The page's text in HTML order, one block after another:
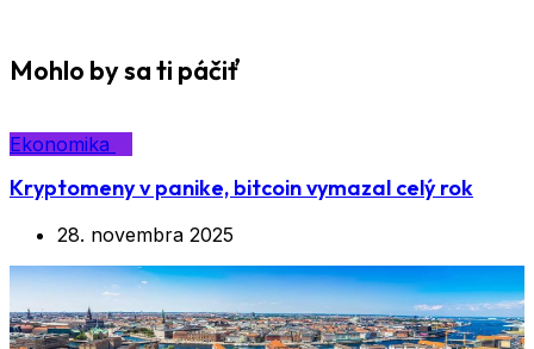
Mohlo by sa ti páčiť
Ekonomika
Kryptomeny v panike, bitcoin vymazal celý rok
28. novembra 2025